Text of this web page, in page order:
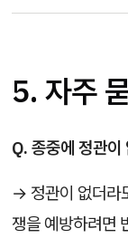
5. 자주
Q. 종중에 정관이
→ 정관이 없더라
쟁을 예방하려면